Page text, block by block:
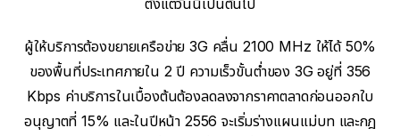
ตั้งแต่วันนี้เป็นต้นไป
ผู้ให้บริการต้องขยายเครือข่าย 3G คลื่น 2100 MHz ให้ได้ 50%
ของพื้นที่ประเทศภายใน 2 ปี ความเร็วขั้นต่ำของ 3G อยู่ที่ 356
Kbps ค่าบริการในเบื้องต้นต้องลดลงจากราคาตลาดก่อนออกใบ
อนุญาตที่ 15% และในปีหน้า 2556 จะเริ่มร่างแผนแม่บท และกฎ